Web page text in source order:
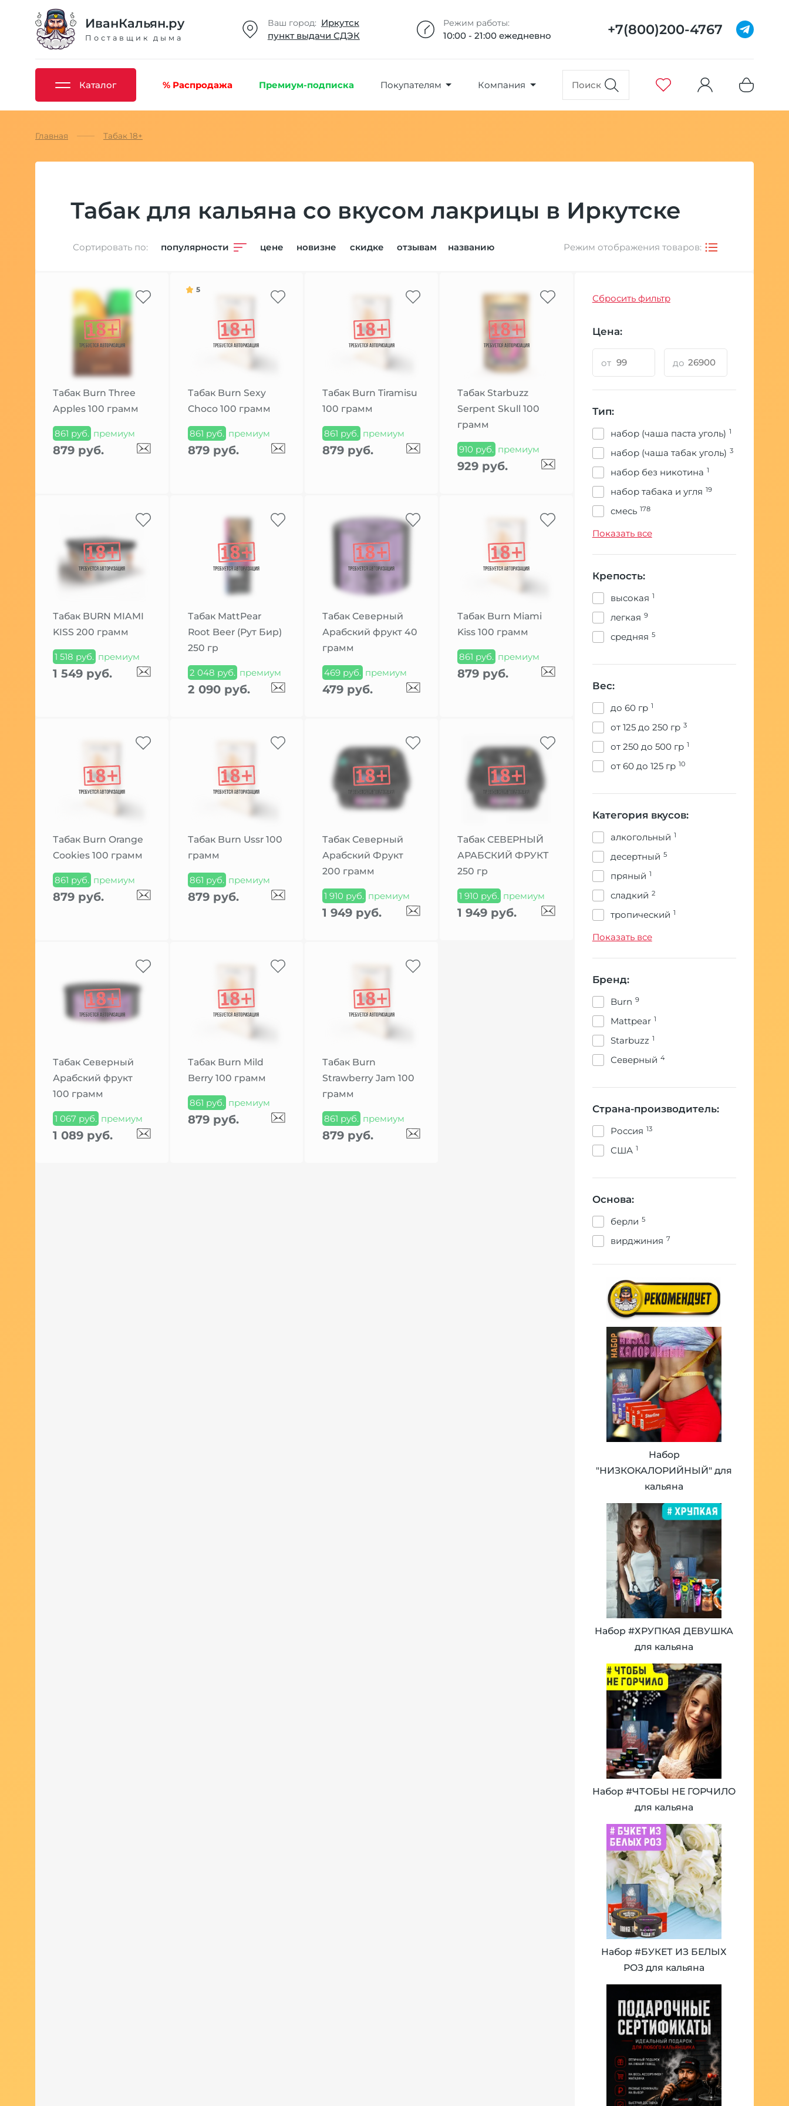
ИванКальян.ру
Поставщик дыма
Ваш город: Иркутск
пункт выдачи СДЭК
Режим работы:
10:00 - 21:00 ежедневно +7(800)200-4767
Каталог % Распродажа Премиум-подписка Покупателям Компания
Товар добавлен в избранное
Добавлено максимальное кол-во товара
Главная Табак 18+
Табак для кальяна со вкусом лакрицы в Иркутске
Сортировать по: популярности цене новизне скидке отзывам названию Режим отображения товаров:
Табак Burn Three
Apples 100 грамм
861 руб. премиум
879 руб.
5
Табак Burn Sexy
Choco 100 грамм
861 руб. премиум
879 руб.
Табак Burn Tiramisu
100 грамм
861 руб. премиум
879 руб.
Табак Starbuzz
Serpent Skull 100
грамм
910 руб. премиум
929 руб.
Табак BURN MIAMI
KISS 200 грамм
1 518 руб. премиум
1 549 руб.
Табак MattPear
Root Beer (Рут Бир)
250 гр
2 048 руб. премиум
2 090 руб.
Табак Северный
Арабский фрукт 40
грамм
469 руб. премиум
479 руб.
Табак Burn Miami
Kiss 100 грамм
861 руб. премиум
879 руб.
Табак Burn Orange
Cookies 100 грамм
861 руб. премиум
879 руб.
Табак Burn Ussr 100
грамм
861 руб. премиум
879 руб.
Табак Северный
Арабский Фрукт
200 грамм
1 910 руб. премиум
1 949 руб.
Табак СЕВЕРНЫЙ
АРАБСКИЙ ФРУКТ
250 гр
1 910 руб. премиум
1 949 руб.
Табак Северный
Арабский фрукт
100 грамм
1 067 руб. премиум
1 089 руб.
Табак Burn Mild
Berry 100 грамм
861 руб. премиум
879 руб.
Табак Burn
Strawberry Jam 100
грамм
861 руб. премиум
879 руб.
Сбросить фильтр
Цена:
от до
Тип:
набор (чаша паста уголь) 1
набор (чаша табак уголь) 3
набор без никотина 1
набор табака и угля 19
смесь 178
табак
Показать все
Крепость:
высокая 1
легкая 9
средняя 5
Вес:
до 60 гр 1
от 125 до 250 гр 3
от 250 до 500 гр 1
от 60 до 125 гр 10
Категория вкусов:
алкогольный 1
десертный 5
пряный 1
сладкий 2
тропический 1
фруктовый
Показать все
Бренд:
Burn 9
Mattpear 1
Starbuzz 1
Северный 4
Страна-производитель:
Россия 13
США 1
Основа:
берли 5
вирджиния 7
Набор
"НИЗКОКАЛОРИЙНЫЙ" для
кальяна
Набор #ХРУПКАЯ ДЕВУШКА
для кальяна
Набор #ЧТОБЫ НЕ ГОРЧИЛО
для кальяна
Набор #БУКЕТ ИЗ БЕЛЫХ
РОЗ для кальяна